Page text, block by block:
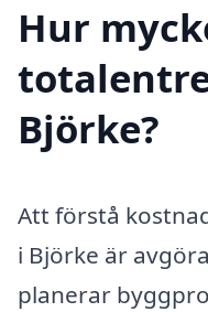
Hur
Björke?
Att förstå
i Björke är
planerar